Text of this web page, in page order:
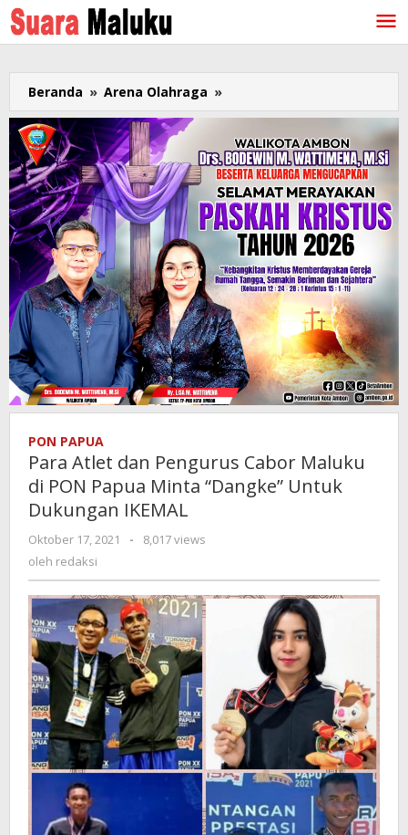
Lewati
ke
konten
Beranda » Arena Olahraga »
Atlet
Pengurus
Cabor
Maluku
di
PON
Papua
Minta
"Dangke"
Untuk
Dukungan
IKEMAL
PON PAPUA
Para Atlet dan Pengurus Cabor Maluku
di PON Papua Minta “Dangke” Untuk
Dukungan IKEMAL
Oktober 17, 2021
oleh
-
8,017 views
oleh redaksi